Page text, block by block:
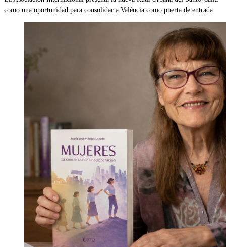
como una oportunidad para consolidar a València como puerta de entrada